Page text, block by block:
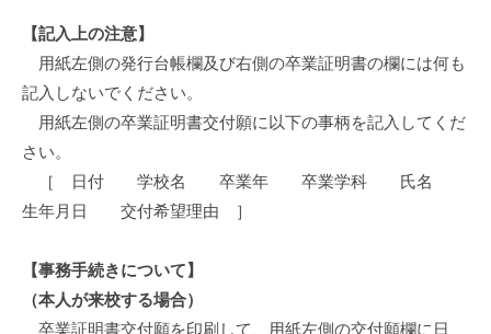
書
に
つ
い
て
2023
年
月
【記入上の注意】
用紙左側の発行台帳欄及び右側の卒業証明書の欄には何も
記入しないでください。
用紙左側の卒業証明書交付願に以下の事柄を記入してくだ
さい。
［ 日付 学校名 卒業年 卒業学科 氏名
生年月日 交付希望理由 ］
【事務手続きについて】
（本人が来校する場合）
卒業証明書交付願を印刷して、用紙左側の交付願欄に日